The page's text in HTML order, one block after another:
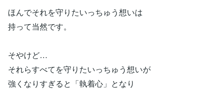
ほんでそれを守りたいっちゅう想いは
持って当然です。
そやけど…
それらすべてを守りたいっちゅう想いが
強くなりすぎると「執着心」となり